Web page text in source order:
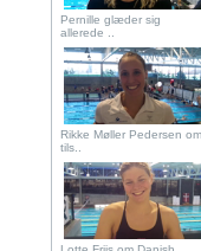
Pernille glæder sig
allerede ..
Rikke Møller Pedersen om
tils..